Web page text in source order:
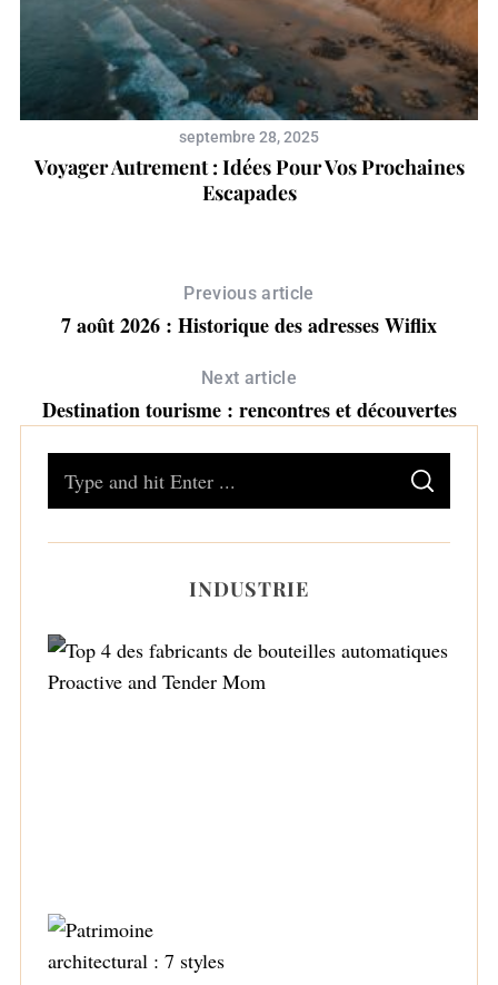
septembre 28, 2025
Voyager Autrement : Idées Pour Vos Prochaines
Escapades
Previous article
7 août 2026 : Historique des adresses Wiflix
Next article
Destination tourisme : rencontres et découvertes
f
o
S
A
C
INDUSTRIE